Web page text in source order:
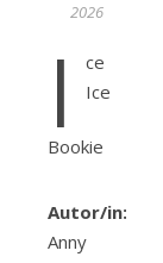
2026
I
ce
Ice
Bookie
Autor/in:
Anny